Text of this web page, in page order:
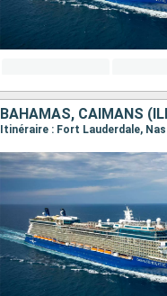
BAHAMAS, CAÏMANS
Itinéraire : Fort Lauderdale,